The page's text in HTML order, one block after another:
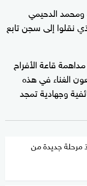
ومحمد الدحيمي
نقلوا إلى سجن تابع
قاعة الأفراح
الغناء في هذه
وجهادية تمجد
مرحلة جديدة من